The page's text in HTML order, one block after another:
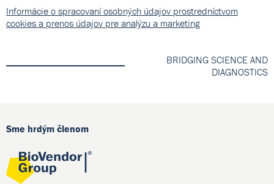
Informácie o spracovaní osobných údajov prostredníctvom
cookies a prenos údajov pre analýzu a marketing
BRIDGING SCIENCE AND
DIAGNOSTICS
Sme hrdým členom